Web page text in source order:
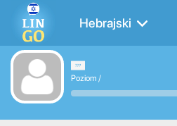
Hebrajski
Poziom /